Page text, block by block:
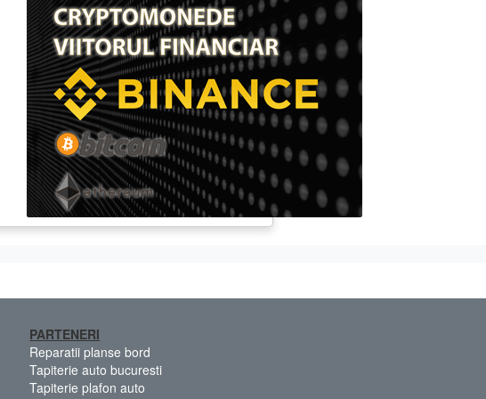
PARTENERI
Reparatii planse bord
Tapiterie auto bucuresti
Tapiterie plafon auto